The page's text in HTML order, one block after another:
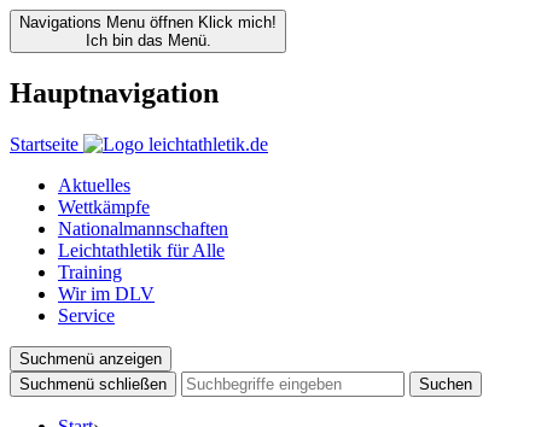
Navigations Menu öffnen Klick mich!
Ich bin das Menü.
Hauptnavigation
Startseite
Aktuelles
Wettkämpfe
Nationalmannschaften
Leichtathletik für Alle
Training
Wir im DLV
Service
Suchmenü anzeigen
Suchmenü schließen
Suchen